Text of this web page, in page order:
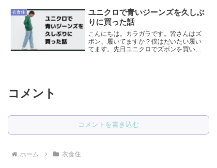
ょうか。私は個人経営のお店が苦手で、
普段からチェーン店を利用す...
衣食住
ユニクロで青いジーンズを久しぶ
りに買った話
こんにちは。カラガラです。皆さんはズ
ボン、履いてますか？僕はだいたい履い
てます。先日ユニクロでズボンを買いま
コメント
コメントを書き込む
ホーム 衣食住